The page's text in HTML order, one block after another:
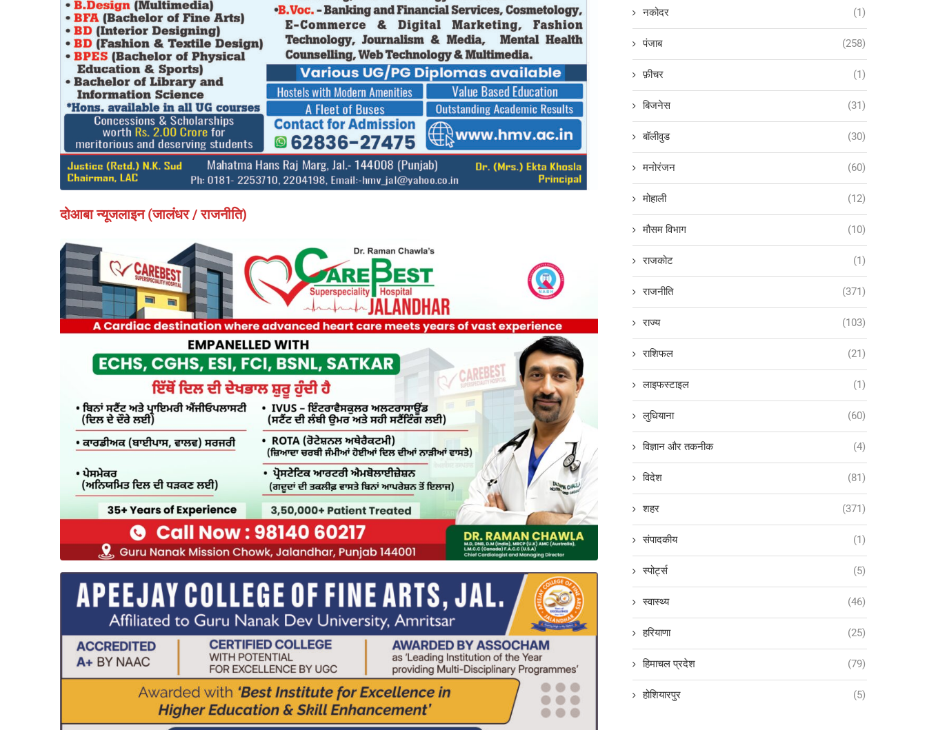
दोआबा न्यूजलाइन (जालंधर / राजनीति)
नकोदर (1)
पंजाब (258)
फ़ीचर (1)
बिजनेस (31)
बॉलीवुड (30)
मनोरंजन (60)
मोहाली (12)
मौसम विभाग (10)
राजकोट (1)
राजनीति (371)
राज्य (103)
राशिफल (21)
लाइफस्टाइल (1)
लुधियाना (60)
विज्ञान और तकनीक (4)
विदेश (81)
शहर (371)
संपादकीय (1)
स्पोर्ट्स (5)
स्वास्थ्य (46)
हरियाणा (25)
हिमाचल प्रदेश (79)
होशियारपुर (5)